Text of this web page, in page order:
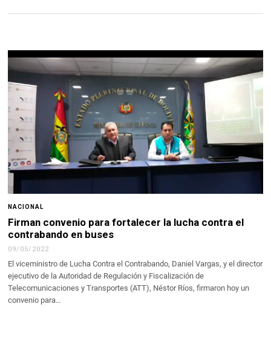
NACIONAL
Firman convenio para fortalecer la lucha contra el
contrabando en buses
09/05/2022
El viceministro de Lucha Contra el Contrabando, Daniel Vargas, y el director
ejecutivo de la Autoridad de Regulación y Fiscalización de
Telecomunicaciones y Transportes (ATT), Néstor Ríos, firmaron hoy un
convenio para…